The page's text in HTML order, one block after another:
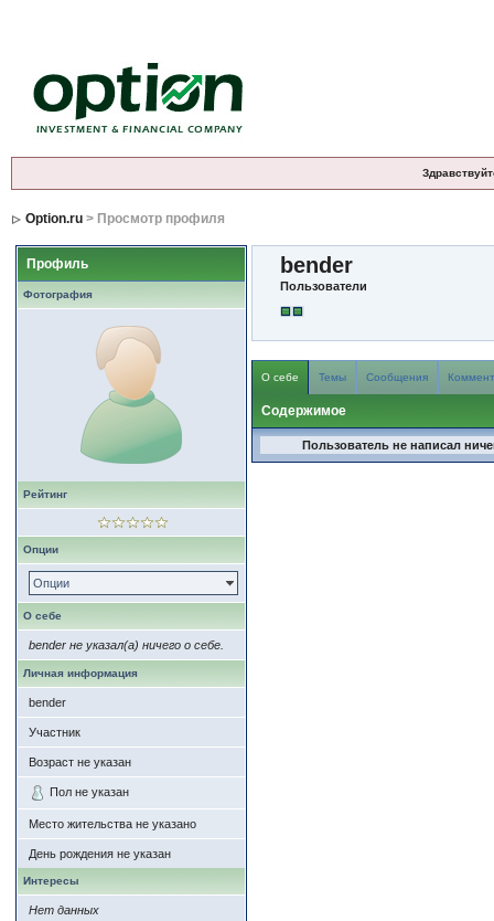
Option.ru> Просмотр профиля
Профиль
Фотография
Рейтинг
Опции
Опции
О себе
bender не указал(а) ничего о себе.
Личная информация
bender
Участник
Возраст не указан
Пол не указан
Место жительства не указано
День рождения не указан
Интересы
Нет данных
bender
Пользователи
О себе Темы Сообщения
Содержимое
Пользователь не написал